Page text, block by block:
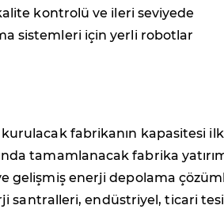
kontrolü ve ileri seviyede
sistemleri için yerli robotlar
fabrikanın kapasitesi ilk
tamamlanacak fabrika
gelişmiş enerji depolama
santralleri, endüstriyel, ticari